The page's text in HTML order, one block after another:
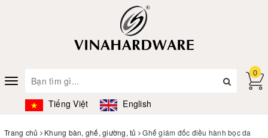
Toggle
navigation
Tiếng Việt English
0
Trang chủ Khung bàn, ghế, giường, tủ
Ghế giám đốc điều hành bọc da